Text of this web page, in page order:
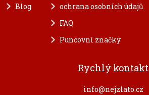
Blog
ochrana osobních údajů
FAQ
Puncovní značky
Rychlý kontakt
info@nejzlato.cz